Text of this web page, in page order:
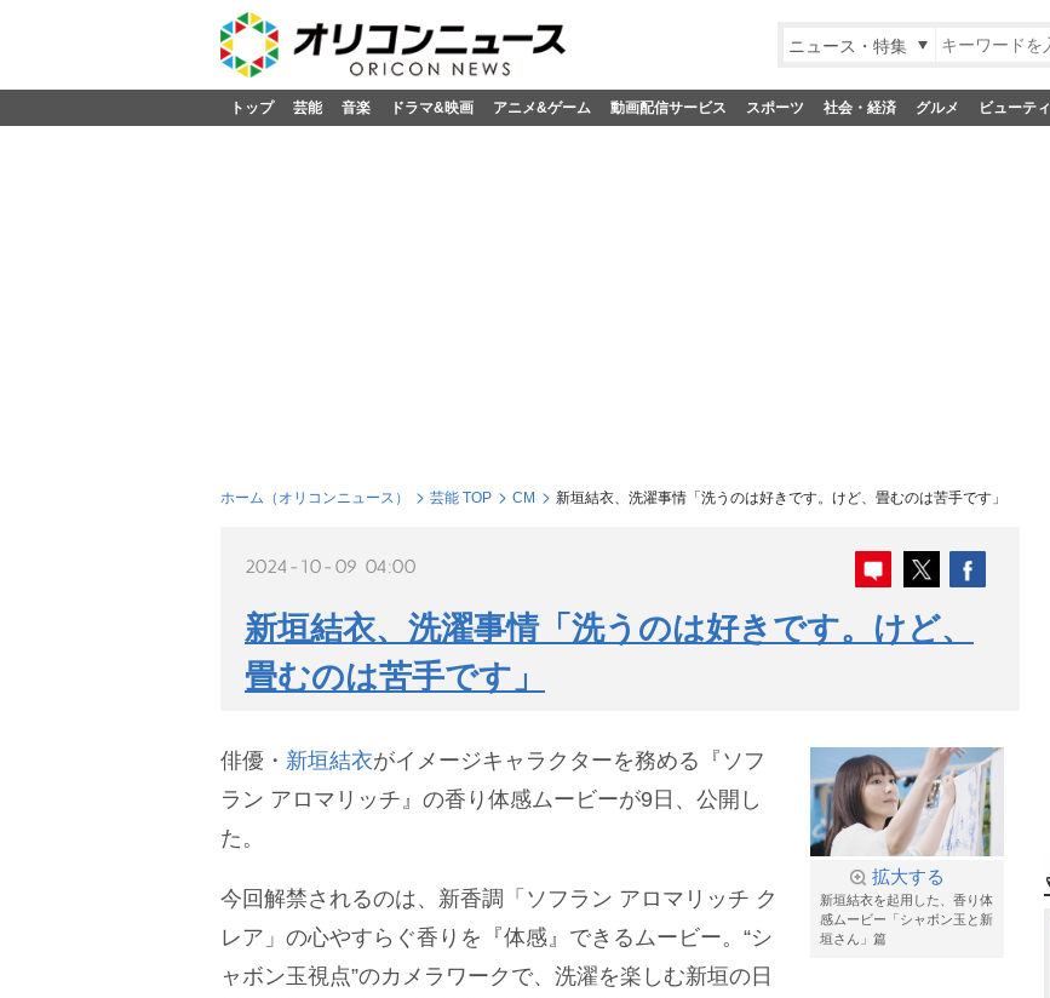
ニュース・特集
トップ 芸能 音楽 ドラマ&映画 アニメ&ゲーム 動画配信サービス スポーツ 社会・経済 グルメ ビューティ
ホーム（オリコンニュース） 芸能 TOP CM 新垣結衣、洗濯事情「洗うのは好きです。けど、畳むのは苦手です」
2024-10-09 04:00
新垣結衣、洗濯事情「洗うのは好きです。けど、
畳むのは苦手です」
拡大する
新垣結衣を起用した、香り体
感ムービー「シャボン玉と新
垣さん」篇
俳優・ 新垣結衣がイメージキャラクターを務める『ソフ
ラン アロマリッチ』の香り体感ムービーが9日、公開し
た。
今回解禁されるのは、新香調「ソフラン アロマリッチ ク
レア」の心やすらぐ香りを『体感』できるムービー。“シ
ャボン玉視点”のカメラワークで、洗濯を楽しむ新垣の日